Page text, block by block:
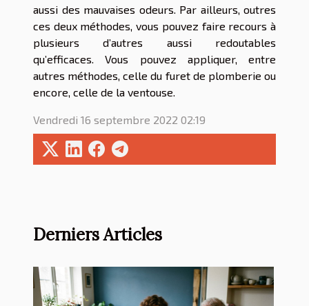
aussi des mauvaises odeurs. Par ailleurs, outres
ces deux méthodes, vous pouvez faire recours à
plusieurs d’autres aussi redoutables
qu’efficaces. Vous pouvez appliquer, entre
autres méthodes, celle du furet de plomberie ou
encore, celle de la ventouse.
Vendredi 16 septembre 2022 02:19
Derniers Articles